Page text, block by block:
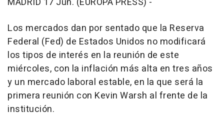
Los mercados dan por sentado que la Reserva
Federal (Fed) de Estados Unidos no modificará
los tipos de interés en la reunión de este
miércoles, con la inflación más alta en tres años
y un mercado laboral estable, en la que será la
primera reunión con Kevin Warsh al frente de la
institución.